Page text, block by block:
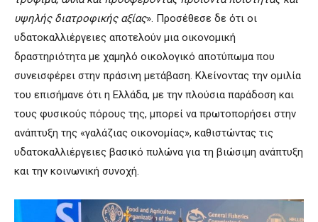
υψηλής διατροφικής αξίας». Προσέθεσε δε ότι οι
υδατοκαλλιέργειες αποτελούν μια οικονομική
δραστηριότητα με χαμηλό οικολογικό αποτύπωμα που
συνεισφέρει στην πράσινη μετάβαση. Κλείνοντας την ομιλία
του επισήμανε ότι η Ελλάδα, με την πλούσια παράδοση και
τους φυσικούς πόρους της, μπορεί να πρωτοπορήσει στην
ανάπτυξη της «γαλάζιας οικονομίας», καθιστώντας τις
υδατοκαλλιέργειες βασικό πυλώνα για τη βιώσιμη ανάπτυξη
και την κοινωνική συνοχή.